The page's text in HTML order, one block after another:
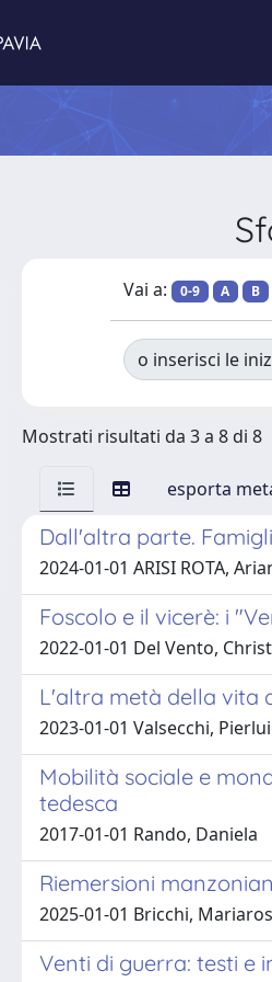
Vai a: 0-9 A B
o inserisci le
Mostrati risultati da 3 a 8 di 8
esporta
Dall'altra parte.
2024-01-01 ARISI ROTA,
Foscolo e il vicerè: i
2022-01-01 Del Vento,
L'altra metà della vita
2023-01-01 Valsecchi,
Mobilità sociale e
tedesca
2017-01-01 Rando, Daniela
Riemersioni
2025-01-01 Bricchi,
Venti di guerra: testi e